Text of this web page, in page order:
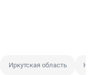
Иркутская область